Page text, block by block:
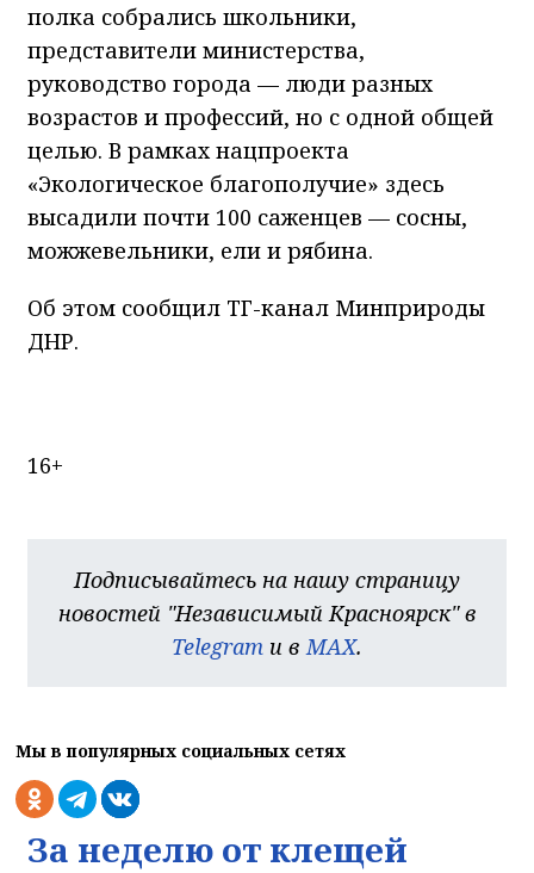
полка собрались школьники,
представители министерства,
руководство города — люди разных
возрастов и профессий, но с одной общей
целью. В рамках нацпроекта
«Экологическое благополучие» здесь
высадили почти 100 саженцев — сосны,
можжевельники, ели и рябина.
Об этом сообщил ТГ-канал Минприроды
ДНР.
16+
Подписывайтесь на нашу страницу
новостей "Независимый Красноярск" в
Telegram и в MAX.
Мы в популярных социальных сетях
За неделю от клещей